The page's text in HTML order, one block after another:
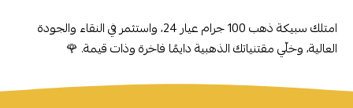
امتلك سبيكة ذهب 100 جرام عيار 24، واستثمر في النقاء والجودة
العالية، وخلّي مقتنياتك الذهبية دايمًا فاخرة وذات قيمة. 🌹